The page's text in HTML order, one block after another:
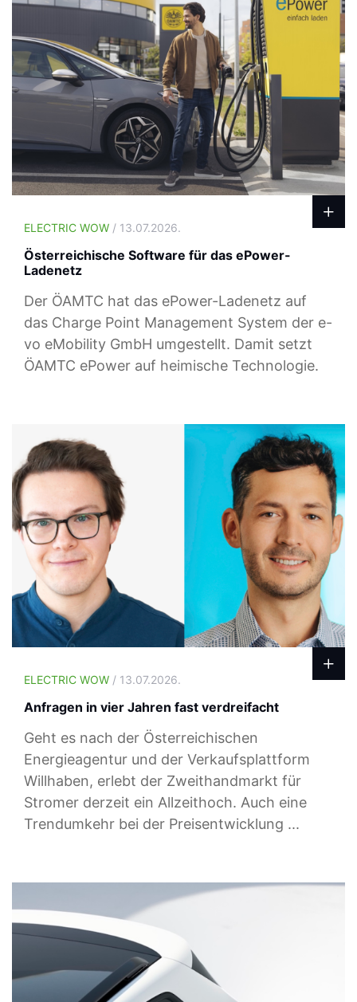
ELECTRIC WOW / 13.07.2026.
Österreichische Software für das ePower-
Ladenetz
Der ÖAMTC hat das ePower-Ladenetz auf
das Charge Point Management System der e-
vo eMobility GmbH umgestellt. Damit setzt
ÖAMTC ePower auf heimische Technologie.
ELECTRIC WOW / 13.07.2026.
Anfragen in vier Jahren fast verdreifacht
Geht es nach der Österreichischen
Energieagentur und der Verkaufsplattform
Willhaben, erlebt der Zweithandmarkt für
Stromer derzeit ein Allzeithoch. Auch eine
Trendumkehr bei der Preisentwicklung ...